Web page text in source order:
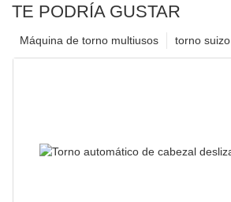
TE PODRÍA GUSTAR
torno suizo
Máquina de torno multiusos